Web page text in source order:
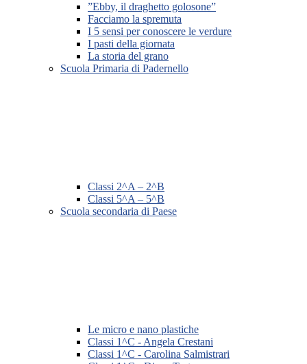
”Ebby, il draghetto golosone”
Facciamo la spremuta
I 5 sensi per conoscere le verdure
I pasti della giornata
La storia del grano
Scuola Primaria di Padernello
Classi 2^A – 2^B
Classi 5^A – 5^B
Scuola secondaria di Paese
Le micro e nano plastiche
Classi 1^C - Angela Crestani
Classi 1^C - Carolina Salmistrari